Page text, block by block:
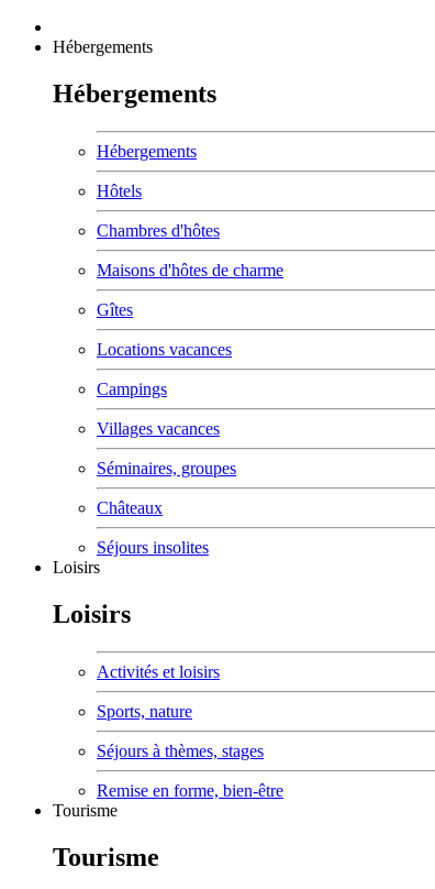
Hébergements
Hébergements
Hébergements
Hôtels
Chambres d'hôtes
Maisons d'hôtes de charme
Gîtes
Locations vacances
Campings
Villages vacances
Séminaires, groupes
Châteaux
Séjours insolites
Loisirs
Loisirs
Activités et loisirs
Sports, nature
Séjours à thèmes, stages
Remise en forme, bien-être
Tourisme
Tourisme